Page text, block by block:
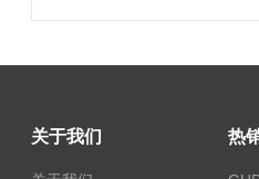
关于我们 热